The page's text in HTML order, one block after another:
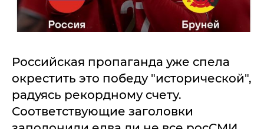
Российская пропаганда уже спела
окрестить это победу "исторической",
радуясь рекордному счету.
Соответствующие заголовки